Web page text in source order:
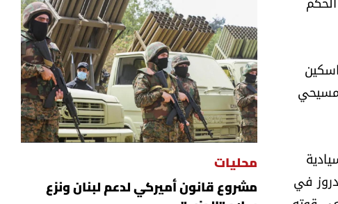
في
محليات
مشروع قانون أميركي لدعم لبنان ونزع